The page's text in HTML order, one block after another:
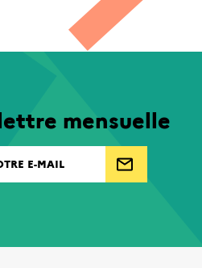
mensuelle